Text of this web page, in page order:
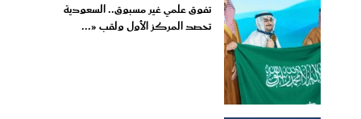
تفوق علمي غير مسبوق.. السعودية
تحصد المركز الأول ولقب «...